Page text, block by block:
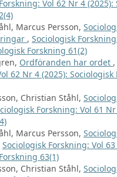
Vol 62 Nr 4 (2025):
Marcus Persson,
, Sociologisk
Forskning 61(2)
Ordföranden har ordet ,
62 Nr 4 (2025): Sociologisk
Christian Ståhl,
Forskning: Vol 61 Nr
Marcus Persson,
Sociologisk Forskning: Vol
63(1)
Christian Ståhl,